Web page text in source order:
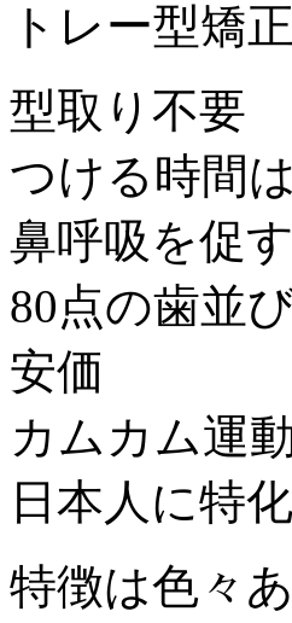
トレー型矯
型取り不要
つける時間
鼻呼吸を促す
80点の歯並
安価
カムカム運
日本人に特
特徴は色々